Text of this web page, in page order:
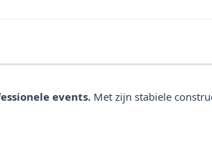
events. Met zijn stabiele